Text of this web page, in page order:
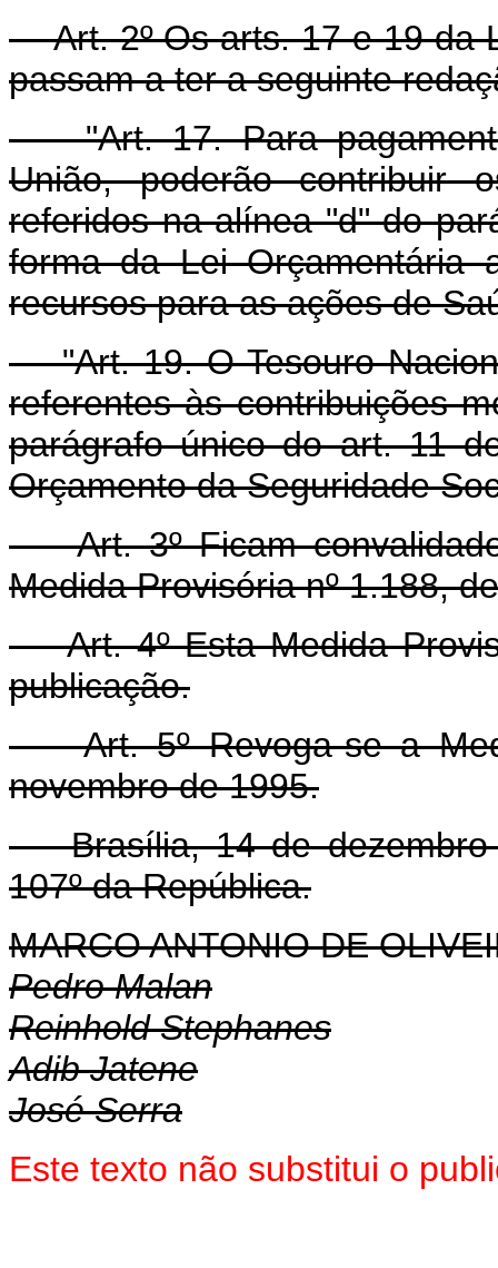
Art. 2º Os arts. 17 e 19 da
passam a ter a seguinte
"Art. 17. Para pagamento
União, poderão contribuir
referidos na alínea "d" do
forma da Lei Orçamentária
recursos para as ações de
"Art. 19. O Tesouro
referentes às contribuições
parágrafo único do art. 11
Orçamento da Seguridade
Art. 3º Ficam
Medida Provisória nº 1.188,
Art. 4º Esta Medida
publicação.
Art. 5º Revoga-se a
novembro de 1995.
Brasília, 14 de dezembro
107º da República.
MARCO ANTONIO DE
Pedro Malan
Reinhold Stephanes
Adib Jatene
José Serra
Este texto não substitui o